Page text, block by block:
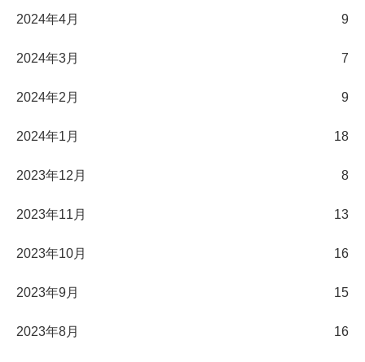
2024年4月 9
2024年3月 7
2024年2月 9
2024年1月 18
2023年12月 8
2023年11月 13
2023年10月 16
2023年9月 15
2023年8月 16